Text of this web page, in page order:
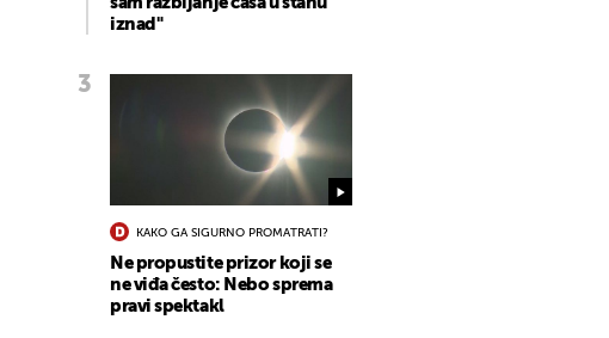
iznad"
KAKO GA SIGURNO PROMATRATI?
Ne propustite prizor koji se
ne viđa često: Nebo sprema
pravi spektakl